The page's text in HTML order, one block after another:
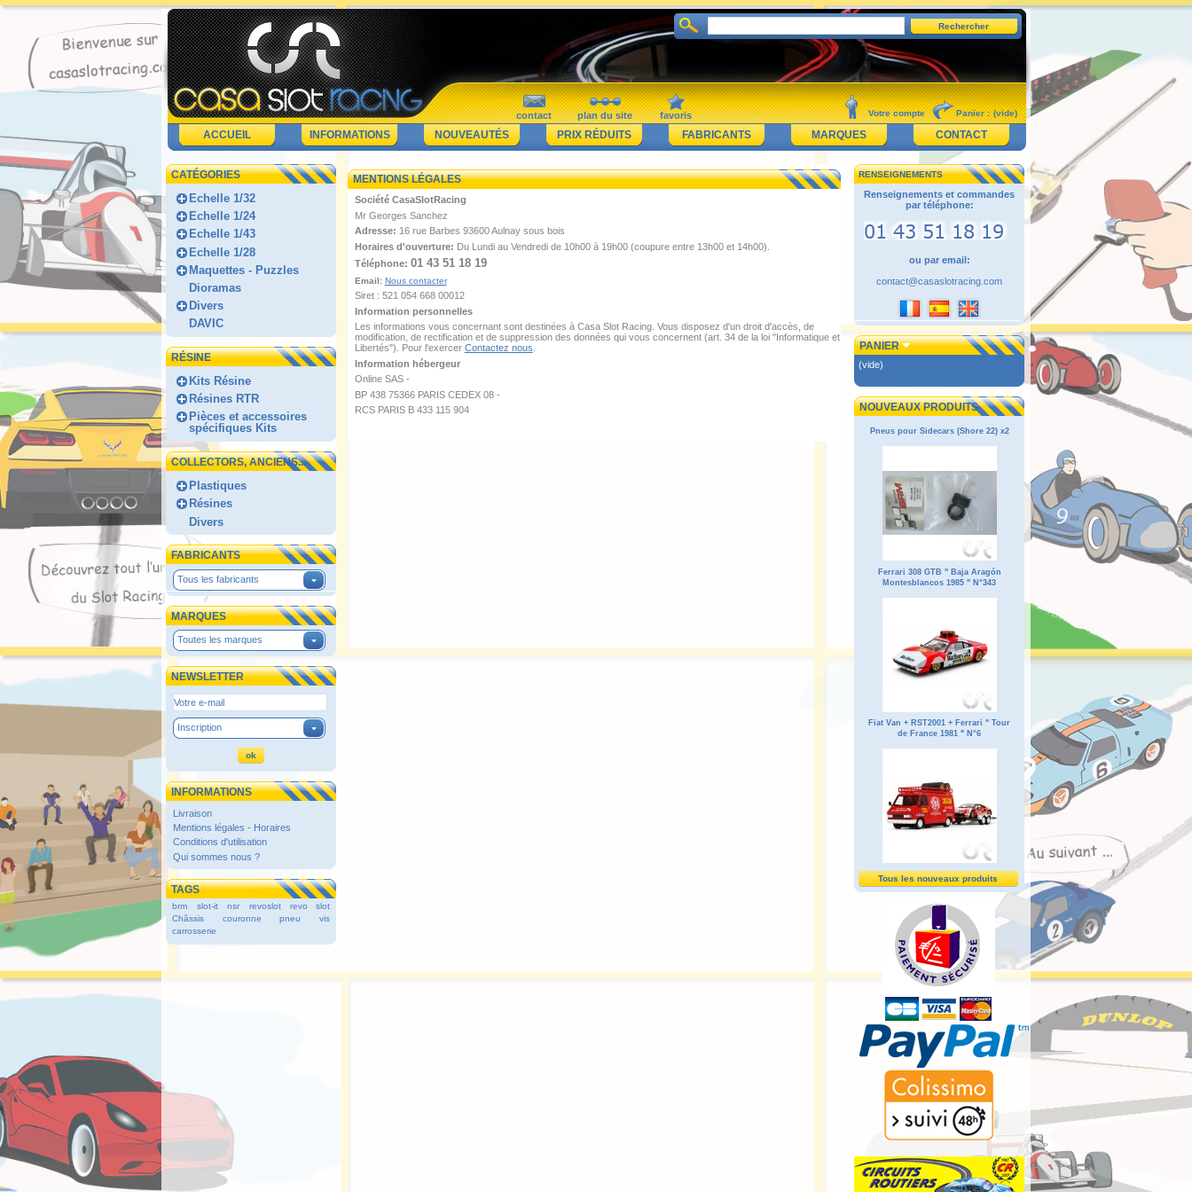
contact plan du site favoris Panier : (vide)
Votre compte
ACCUEIL INFORMATIONS NOUVEAUTÉS PRIX RÉDUITS FABRICANTS MARQUES CONTACT
CATÉGORIES
Echelle 1/32
Echelle 1/24
Echelle 1/43
Echelle 1/28
Maquettes - Puzzles
Dioramas
Divers
DAVIC
RÉSINE
Kits Résine
Résines RTR
Pièces et accessoires
spécifiques Kits
COLLECTORS, ANCIENS...
Plastiques
Résines
Divers
FABRICANTS
Tous les fabricants
MARQUES
Toutes les marques
NEWSLETTER
Inscription
INFORMATIONS
Livraison
Mentions légales - Horaires
Conditions d'utilisation
Qui sommes nous ?
TAGS
brm slot-it nsr revoslot
revo slot
Châssis
couronne pneu
vis
carrosserie
MENTIONS LÉGALES
Société CasaSlotRacing
Mr Georges Sanchez
Adresse: 16 rue Barbes 93600 Aulnay sous bois
Horaires d'ouverture: Du Lundi au Vendredi de 10h00 à 19h00 (coupure entre 13h00 et 14h00).
Téléphone: 01 43 51 18 19
Email: Nous contacter
Siret : 521 054 668 00012
Information personnelles
Les informations vous concernant sont destinées à Casa Slot Racing. Vous disposez d'un droit d'accès, de
modification, de rectification et de suppression des données qui vous concernent (art. 34 de la loi "Informatique et
Libertés"). Pour l'exercer Contactez nous
Information hébergeur
Online SAS -
BP 438 75366 PARIS CEDEX 08 -
RCS PARIS B 433 115 904
RENSEIGNEMENTS
Renseignements et commandes
par téléphone:
ou par email:
contact@casaslotracing.com
PANIER
(vide)
NOUVEAUX PRODUITS
Pneus pour Sidecars (Shore 22) x2
Ferrari 308 GTB " Baja Aragón
Montesblancos 1985 " N°343
Fiat Van + RST2001 + Ferrari " Tour
de France 1981 " N°6
Tous les nouveaux produits